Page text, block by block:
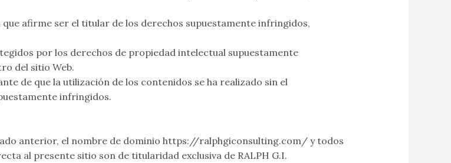
afirme ser el titular de los derechos supuestamente infringidos,
por los derechos de propiedad intelectual supuestamente
del sitio Web.
de que la utilización de los contenidos se ha realizado sin el
infringidos.
anterior, el nombre de dominio https://ralphgiconsulting.com/ y todos
al presente sitio son de titularidad exclusiva de RALPH G.I.